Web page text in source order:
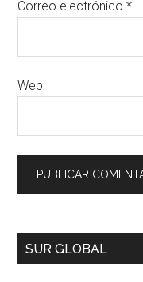
Correo electrónico*
Web
SUR GLOBAL